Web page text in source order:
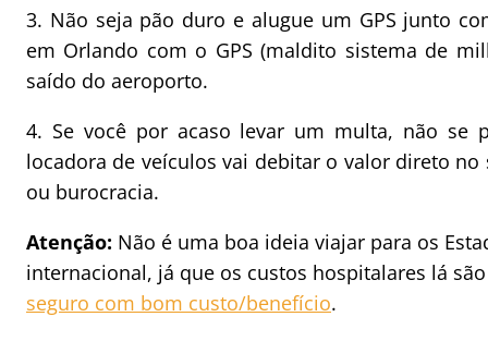
3. Não seja pão duro e alugue um GPS junto
em Orlando com o GPS (maldito sistema de
saído do aeroporto.
4. Se você por acaso levar um multa, não se
locadora de veículos vai debitar o valor direto
ou burocracia.
Atenção: Não é uma boa ideia viajar para os
internacional, já que os custos hospitalares lá
seguro com bom custo/benefício.